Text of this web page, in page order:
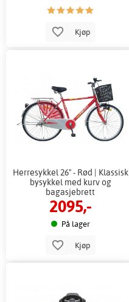
Kjøp
Herresykkel 26" - Rød | Klassisk
bysykkel med kurv og
bagasjebrett
2095,-
På lager
Kjøp